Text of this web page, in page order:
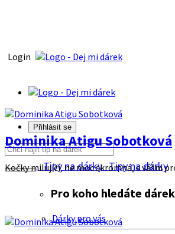
Login
Přihlásit se
Tipy na dárkyTipy na dárky
Pro koho hledáte
Dárky pro vás
Dominika Atigu Sobotková
Kočky milující, ne moc skromná, s vášni